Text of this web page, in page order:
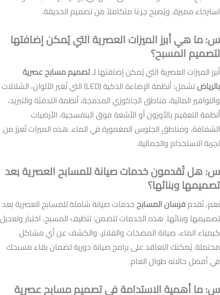
استرخاء مميزة، ويُصبح جزءًا متكاملاً من تصميم الحديقة.
س: ما هي أبرز الميزات العصرية التي يُمكن إضافتها
لتصميم المسبح؟
أبرز الميزات العصرية التي يُمكن إضافتها لـتصميم مسابح عصرية
بالرياض
تشمل: أنظمة الإضاءة الذكية (LED) التي تُغير الألوان، الشلالات
والنوافير المائية، مناطق الجاكوزي المدمجة، أنظمة التدفئة والتبريد،
أنظمة التعقيم بالأوزون أو الأشعة فوق البنفسجية، الأرضيات
الشفافة، ومناطق الجلوس المغمورة في الماء. هذه الميزات تُعزز من
تجربة الاستخدام والجمالية.
س: هل تُقدمون خدمات صيانة للمسابح العصرية بعد
تصميمها وبنائها؟
نعم، تُقدمفرسان المسابحخدمات صيانة شاملة للمسابح العصرية بعد
تصميمها وبنائها. هذه الخدمات تتضمن: تنظيف المسبح، اختبار وتعديل
كيمياء الماء، صيانة المضخات والفلاتر، والكشف عن أي مشاكل
محتملة. يُمكنك التعاقد على برامج صيانة دورية لضمان بقاء مسبحك
في أفضل حالاته طوال العام.
س: ما أهمية الاستدامة في تصميم مسابح عصرية